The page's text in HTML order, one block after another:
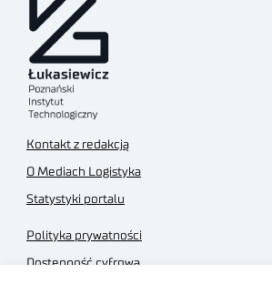
Kontakt z redakcją
O Mediach Logistyka
Statystyki portalu
Polityka prywatności
Dostępność cyfrowa